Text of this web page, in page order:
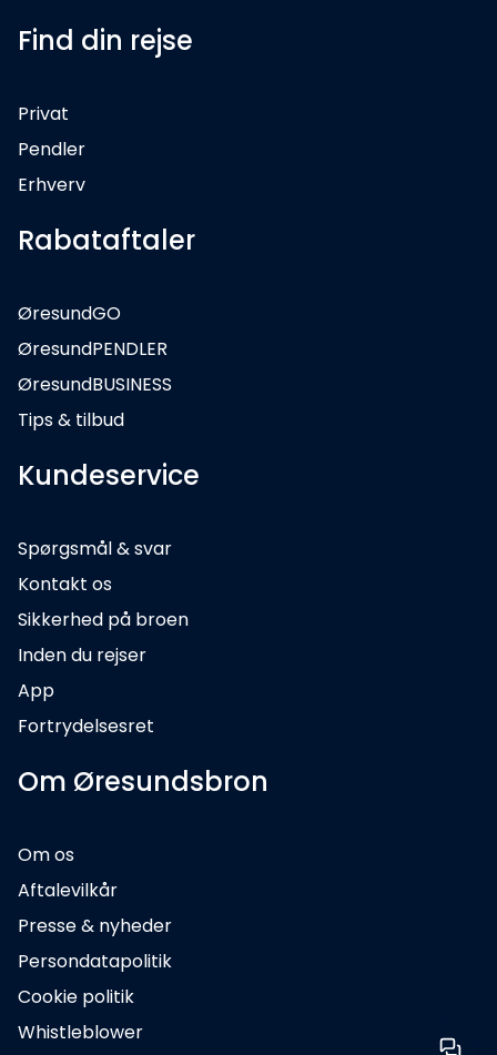
Find din rejse
Privat
Pendler
Erhverv
Rabataftaler
ØresundGO
ØresundPENDLER
ØresundBUSINESS
Tips & tilbud
Kundeservice
Spørgsmål & svar
Kontakt os
Sikkerhed på broen
Inden du rejser
App
Fortrydelsesret
Om Øresundsbron
Om os
Aftalevilkår
Presse & nyheder
Persondatapolitik
Cookie politik
Whistleblower